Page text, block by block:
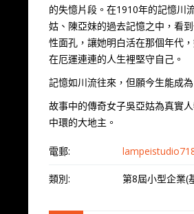
的失憶片段。在1910年的記憶川
姑、陳亞妹的過去記憶之中，看
性面孔，讓她明白活在那個年代
在厄運連連的人生裡堅守自己。
記憶如川流往來，但願今生能成
故事中的傳奇女子吳亞姑為真實
中環的大地主。
電郵:
類別: 第8屆小型企業(